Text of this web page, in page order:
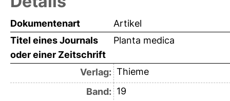
Dokumentenart
Artikel
Titel eines Journals
oder einer Zeitschrift
Planta medica
Verlag: Thieme
Band: 19